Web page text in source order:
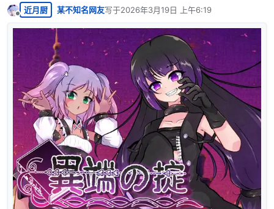
离线
近月厨 某不知名网友写于2026年3月19日 上午6:19
最后由 编辑